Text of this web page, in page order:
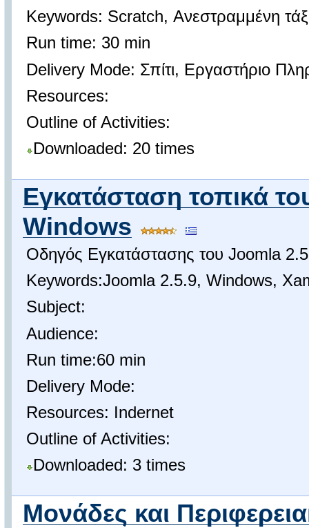
Keywords: Scratch, Ανεστραμμένη
Run time: 30 min
Delivery Mode: Σπίτι, Εργαστήριο
Resources:
Outline of Activities:
Downloaded: 20 times
Εγκατάσταση τοπικά
Windows
Οδηγός Εγκατάστασης του Joomla
Keywords:Joomla 2.5.9, Windows,
Subject:
Audience:
Run time:60 min
Delivery Mode:
Resources: Indernet
Outline of Activities:
Downloaded: 3 times
Μονάδες και